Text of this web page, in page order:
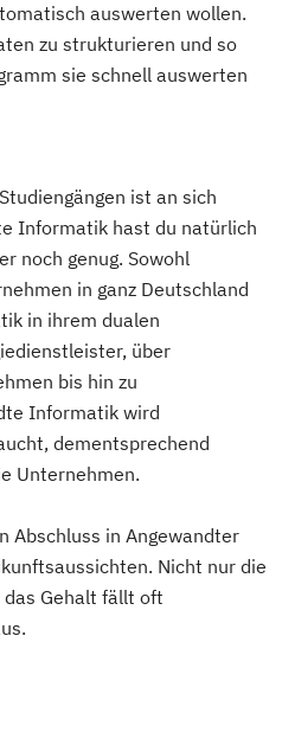
auswerten wollen.
zu strukturieren und so
sie schnell auswerten
ist an sich
Informatik hast du natürlich
noch genug. Sowohl
in ganz Deutschland
in ihrem dualen
über
bis hin zu
Informatik wird
dementsprechend
Unternehmen.
Abschluss in Angewandter
Nicht nur die
Gehalt fällt oft